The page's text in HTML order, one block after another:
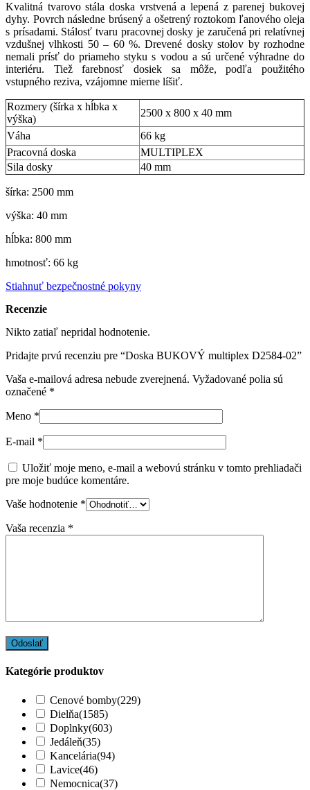
Kvalitná tvarovo stála doska vrstvená a lepená z parenej bukovej
dyhy. Povrch následne brúsený a ošetrený roztokom ľanového oleja
s prísadami. Stálosť tvaru pracovnej dosky je zaručená pri relatívnej
vzdušnej vlhkosti 50 – 60 %. Drevené dosky stolov by rozhodne
nemali prísť do priameho styku s vodou a sú určené výhradne do
interiéru. Tiež farebnosť dosiek sa môže, podľa použitého
vstupného reziva, vzájomne mierne líšiť.
Rozmery (šírka x hĺbka x
výška)
2500 x 800 x 40 mm
Váha
66 kg
Pracovná doska
MULTIPLEX
Sila dosky
40 mm
šírka: 2500 mm
výška: 40 mm
hĺbka: 800 mm
hmotnosť: 66 kg
Stiahnuť bezpečnostné pokyny
Recenzie
Nikto zatiaľ nepridal hodnotenie.
Pridajte prvú recenziu pre “Doska BUKOVÝ multiplex D2584-02”
Vaša e-mailová adresa nebude zverejnená. Vyžadované polia sú
označené *
Meno *
E-mail *
Uložiť moje meno, e-mail a webovú stránku v tomto prehliadači
pre moje budúce komentáre.
Vaše hodnotenie *
Vaša recenzia *
Kategórie produktov
Cenové bomby(229)
Dielňa(1585)
Doplnky(603)
Jedáleň(35)
Kancelária(94)
Lavice(46)
Nemocnica(37)